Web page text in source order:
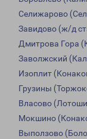
Селижарово
Завидово (ж/д
Дмитрова Гора
Заволжский
Изоплит
Грузины
Власово
Мокшино
Выползово